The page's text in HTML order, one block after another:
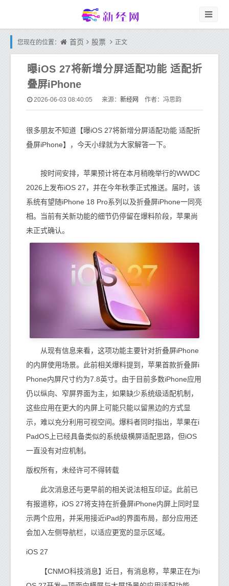
您现在的位置： 首页 股票 正文
曝iOS 27将新增分屏适配功能 适配折
叠屏iPhone
2026-06-03 08:40:05 来源： 新经网 作者：冯思韵
很多朋友不知道【曝iOS 27将新增分屏适配功能 适配折
叠屏iPhone】，今天小绿就为大家解答一下。
按时间安排，苹果预计将在本月稍晚举行的WWDC
2026上发布iOS 27，并在今年秋季正式推送。届时，该
系统有望随iPhone 18 Pro系列以及折叠屏iPhone一同亮
相。当前有关新功能的细节仍停留在爆料阶段，苹果尚
未正式确认。
从现有信息来看，这项功能主要针对折叠屏iPhone
的内屏使用场景。此前相关爆料提到，苹果首款折叠屏i
Phone内屏尺寸约为7.8英寸。由于目前多数iPhone应用
仍以纵向、窄屏界面为主，如果缺少系统级适配机制，
这些应用在更大的内屏上可能只能以留黑边的方式显
示，难以充分利用可视空间。爆料者同时指出，苹果在i
PadOS上已经具备类似的系统级横屏适配思路，但iOS
一直没有对应机制。
版权所有，未经许可不得转载
此次消息还与更早前的相关说法相互印证。此前已
有报道称，iOS 27将支持在折叠屏iPhone内屏上同时显
示两个应用，并采用接近iPad的界面布局，部分应用还
会加入左侧导航栏，以适应更宽的显示区域。
iOS 27
【CNMO科技消息】近日，有消息称，苹果正在为i